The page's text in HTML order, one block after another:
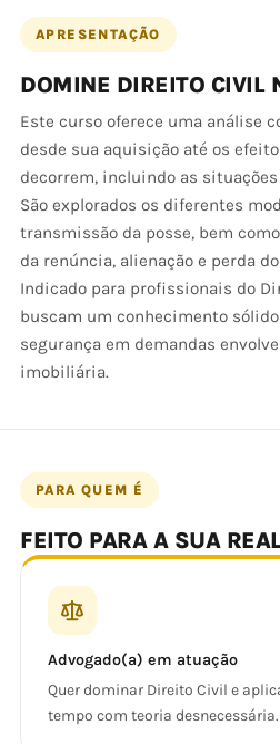
APRESENTAÇÃO
DOMINE DIREITO CIVIL
Este curso oferece uma análise
desde sua aquisição até os
decorrem, incluindo as
São explorados os diferentes
transmissão da posse, bem
da renúncia, alienação e perda
Indicado para profissionais do
buscam um conhecimento
segurança em demandas
imobiliária.
PARA QUEM É
FEITO PARA A SUA
Advogado(a) em atuação
Quer dominar Direito Civil e
tempo com teoria desnecessária.